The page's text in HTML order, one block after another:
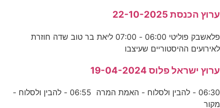
ערוץ הכנסת 22-10-2025
פלאשבק פוליטי 06:00 - 07:00 ליאת בר טוב שדה חוזרת
לאירועים ההיסטוריים שעיצבו
ערוץ ישראל פלוס 19-04-2024
06:30 - להבין ולסלוח - האמת המרה 06:55 - להבין ולסלוח -
מקור